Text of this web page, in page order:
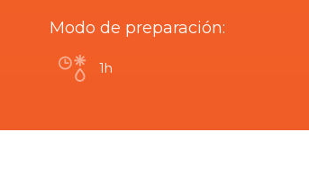
Modo de preparación:
1h